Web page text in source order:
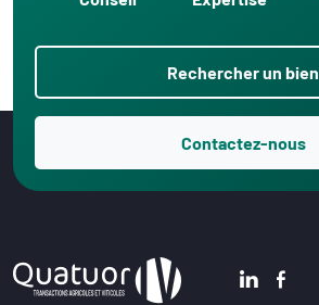
Rechercher un bien
Contactez-nous